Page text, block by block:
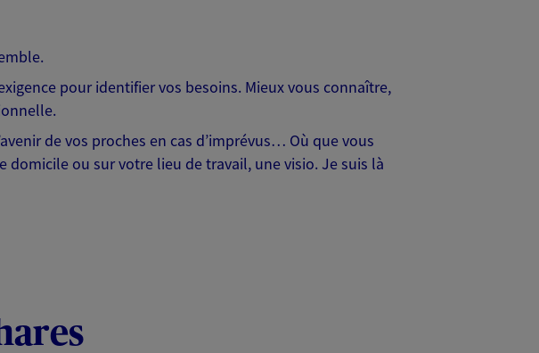
pour identifier vos besoins. Mieux vous connaître,
de vos proches en cas d’imprévus… Où que vous
domicile ou sur votre lieu de travail, une visio. Je suis là